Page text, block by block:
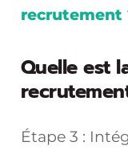
recrutement
Quelle est
Étape 3 :